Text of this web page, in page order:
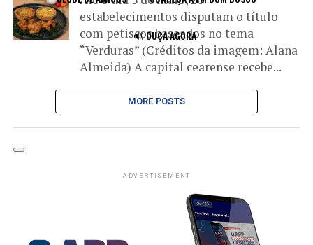
🔊 OUÇA AGORA
estabelecimentos disputam o título
com petiscos baseados no tema
“Verduras” (Créditos da imagem: Alana
Almeida) A capital cearense recebe...
MORE POSTS
ADVERTISEMENT